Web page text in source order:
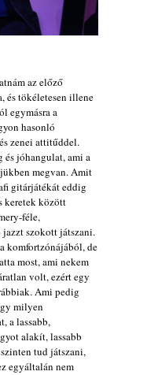
az előző
és tökéletesen illene
egymásra a
hasonló
zenei attitűddel.
és jóhangulat, ami a
megvan. Amit
gitárjátékát eddig
keretek között
féle,
szokott játszani.
komfortzónájából, de
most, ami nekem
volt, ezért egy
Ami pedig
milyen
a lassabb,
alakít, lassabb
tud játszani,
egyáltalán nem